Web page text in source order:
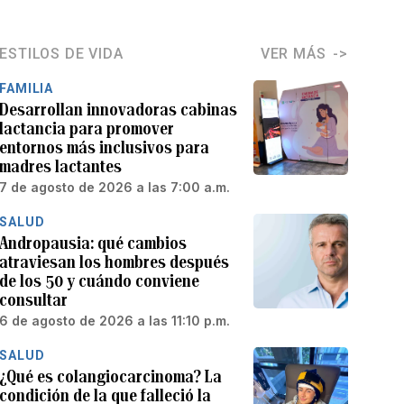
ESTILOS DE VIDA VER MÁS
FAMILIA
Desarrollan innovadoras cabinas
lactancia para promover
entornos más inclusivos para
madres lactantes
7 de agosto de 2026 a las 7:00 a.m.
SALUD
Andropausia: qué cambios
atraviesan los hombres después
de los 50 y cuándo conviene
consultar
6 de agosto de 2026 a las 11:10 p.m.
SALUD
¿Qué es colangiocarcinoma? La
condición de la que falleció la